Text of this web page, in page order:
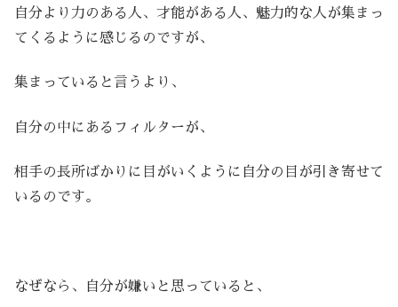
自分より力のある人、才能がある人、魅力的な人が集まっ
てくるように感じるのですが、
集まっていると言うより、
自分の中にあるフィルターが、
相手の長所ばかりに目がいくように自分の目が引き寄せて
いるのです。
なぜなら、自分が嫌いと思っていると、